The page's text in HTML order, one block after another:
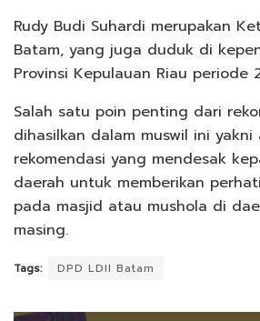
Rudy Budi Suhardi merupakan
Batam, yang juga duduk di
Provinsi Kepulauan Riau periode
Salah satu poin penting dari
dihasilkan dalam muswil ini yakni
rekomendasi yang mendesak
daerah untuk memberikan
pada masjid atau mushola di
masing.
Tags: DPD LDII Batam